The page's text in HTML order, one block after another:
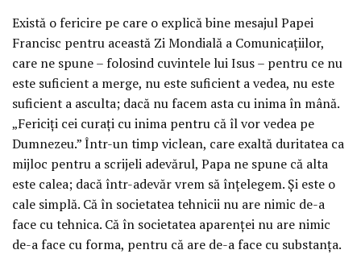
Există o fericire pe care o explică bine mesajul Papei
Francisc pentru această Zi Mondială a Comunicațiilor,
care ne spune – folosind cuvintele lui Isus – pentru ce nu
este suficient a merge, nu este suficient a vedea, nu este
suficient a asculta; dacă nu facem asta cu inima în mână.
„Fericiți cei curați cu inima pentru că îl vor vedea pe
Dumnezeu.” Într-un timp viclean, care exaltă duritatea ca
mijloc pentru a scrijeli adevărul, Papa ne spune că alta
este calea; dacă într-adevăr vrem să înțelegem. Și este o
cale simplă. Că în societatea tehnicii nu are nimic de-a
face cu tehnica. Că în societatea aparenței nu are nimic
de-a face cu forma, pentru că are de-a face cu substanța.